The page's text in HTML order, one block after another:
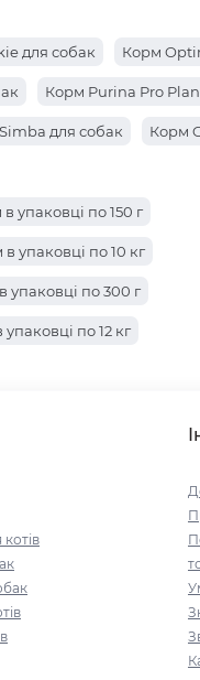
для собак Корм
Корм Purina Pro
для собак Корм
упаковці по 150 г
упаковці по 10 кг
упаковці по 300 г
по 12 кг